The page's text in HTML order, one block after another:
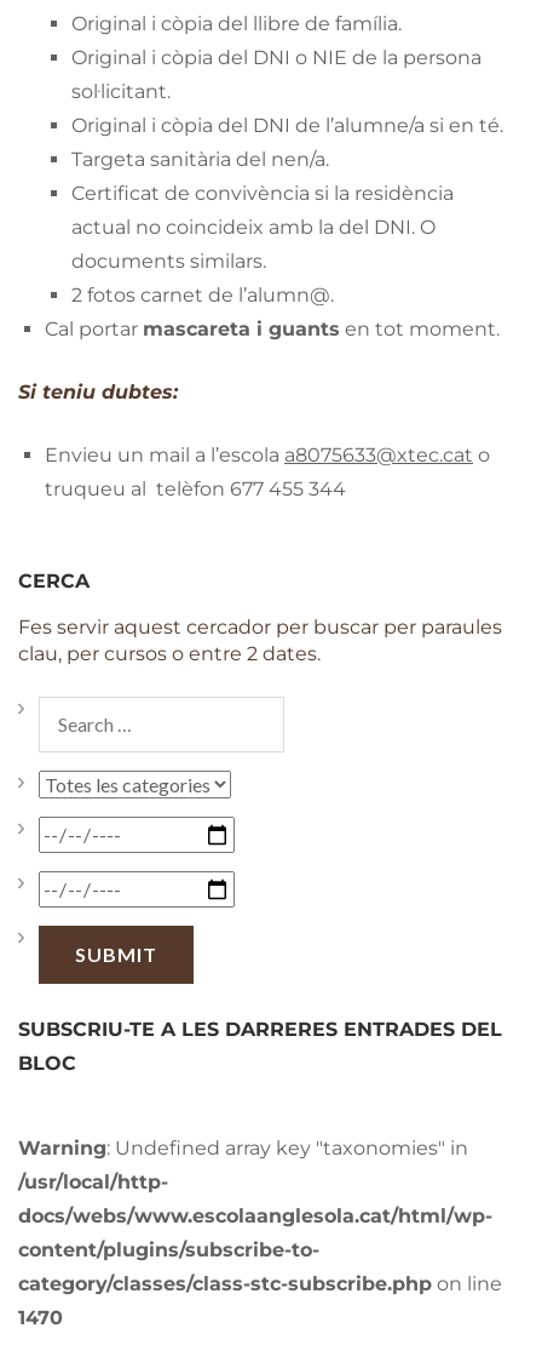
Original i còpia del llibre de família.
Original i còpia del DNI o NIE de la persona
sol·licitant.
Original i còpia del DNI de l’alumne/a si en té.
Targeta sanitària del nen/a.
Certificat de convivència si la residència
actual no coincideix amb la del DNI. O
documents similars.
2 fotos carnet de l’alumn@.
Cal portar mascareta i guants en tot moment.
Si teniu dubtes:
Envieu un mail a l’escola a8075633@xtec.cat o
truqueu al telèfon 677 455 344
CERCA
Fes servir aquest cercador per buscar per paraules
clau, per cursos o entre 2 dates.
SUBSCRIU-TE A LES DARRERES ENTRADES DEL
BLOC
Warning: Undefined array key "taxonomies" in
/usr/local/http-
docs/webs/www.escolaanglesola.cat/html/wp-
content/plugins/subscribe-to-
category/classes/class-stc-subscribe.php on line
1470